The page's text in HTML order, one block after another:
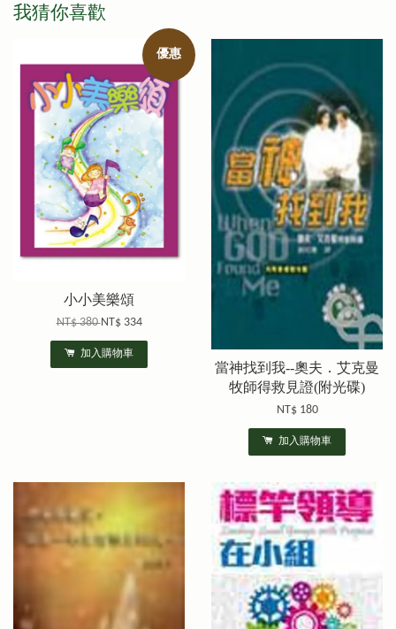
我猜你喜歡
優惠
小小美樂頌
NT$ 380NT$ 334
加入購物車
當神找到我--奧夫．艾克曼
牧師得救見證(附光碟)
NT$ 180
加入購物車